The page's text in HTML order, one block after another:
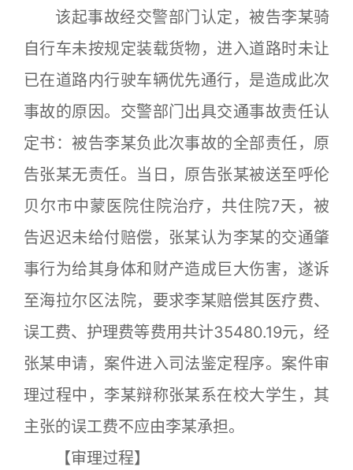
该起事故经交警部门认定，被告李某骑
自行车未按规定装载货物，进入道路时未让
已在道路内行驶车辆优先通行，是造成此次
事故的原因。交警部门出具交通事故责任认
定书：被告李某负此次事故的全部责任，原
告张某无责任。当日，原告张某被送至呼伦
贝尔市中蒙医院住院治疗，共住院7天，被
告迟迟未给付赔偿，张某认为李某的交通肇
事行为给其身体和财产造成巨大伤害，遂诉
至海拉尔区法院，要求李某赔偿其医疗费、
误工费、护理费等费用共计35480.19元，经
张某申请，案件进入司法鉴定程序。案件审
理过程中，李某辩称张某系在校大学生，其
主张的误工费不应由李某承担。
【审理过程】